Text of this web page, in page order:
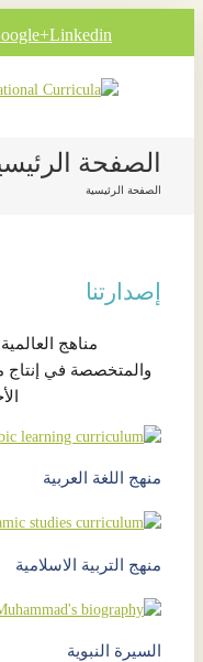
Linkedin
الصفحة
الصفحة الرئيسية
إصدارتنا
مناهج
والمتخصصة في إنتاج
منهج اللغة العربية
منهج التربية الاسلامية
السيرة النبوية